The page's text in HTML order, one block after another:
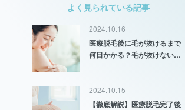
よく見られている記事
2024.10.16
医療脱毛後に毛が抜けるまで
何日かかる？毛が抜けない原
2024.10.15
【徹底解説】医療脱毛完了後